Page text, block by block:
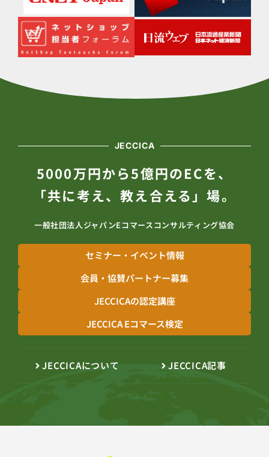
JECCICA
5000万円から5億円のECを、
「共に考え、教え合える」場。
一般社団法人ジャパンEコマースコンサルティング協会
セミナー・イベント情報
会員・協賛パートナー募集
JECCICAの認定講座
JECCICA Eコマース検定
JECCICAについて JECCICA記事